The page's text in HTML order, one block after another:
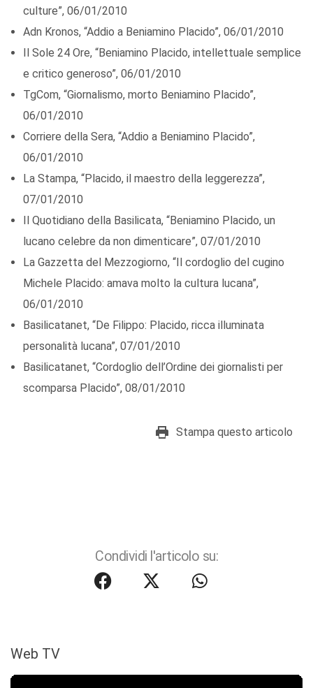
culture”, 06/01/2010
Adn Kronos, “Addio a Beniamino Placido”, 06/01/2010
Il Sole 24 Ore, “Beniamino Placido, intellettuale semplice
e critico generoso”, 06/01/2010
TgCom, “Giornalismo, morto Beniamino Placido”,
06/01/2010
Corriere della Sera, “Addio a Beniamino Placido”,
06/01/2010
La Stampa, “Placido, il maestro della leggerezza”,
07/01/2010
Il Quotidiano della Basilicata, “Beniamino Placido, un
lucano celebre da non dimenticare”, 07/01/2010
La Gazzetta del Mezzogiorno, “Il cordoglio del cugino
Michele Placido: amava molto la cultura lucana”,
06/01/2010
Basilicatanet, “De Filippo: Placido, ricca illuminata
personalità lucana”, 07/01/2010
Basilicatanet, “Cordoglio dell’Ordine dei giornalisti per
scomparsa Placido”, 08/01/2010
Stampa questo articolo
Condividi l'articolo su:
Web TV